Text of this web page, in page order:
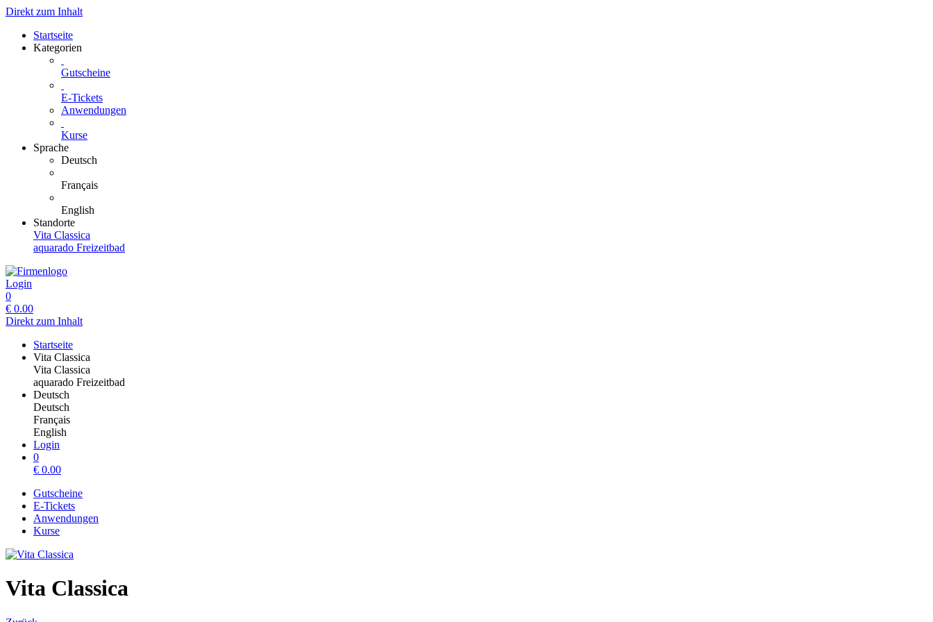
Direkt zum Inhalt
Startseite
Kategorien
Gutscheine
E-Tickets
Anwendungen
Kurse
Sprache
Deutsch
Français
English
Standorte
Vita Classica
aquarado Freizeitbad
Login
0
€ 0.00
Direkt zum Inhalt
Startseite
Vita Classica
Vita Classica
aquarado Freizeitbad
Deutsch
Deutsch
Français
English
Login
0
€ 0.00
Gutscheine
E-Tickets
Anwendungen
Kurse
Vita Classica